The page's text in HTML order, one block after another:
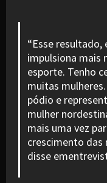
“Esse resultado,
impulsiona mais
esporte. Tenho
muitas
pódio e
mulher
mais uma vez
crescimento das
disse